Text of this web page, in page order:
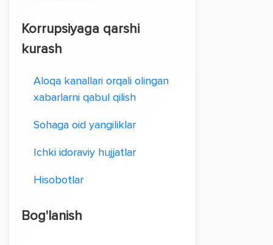
Korrupsiyaga qarshi
kurash
Aloqa kanallari orqali olingan
xabarlarni qabul qilish
Sohaga oid yangiliklar
Ichki idoraviy hujjatlar
Hisobotlar
Bog'lanish